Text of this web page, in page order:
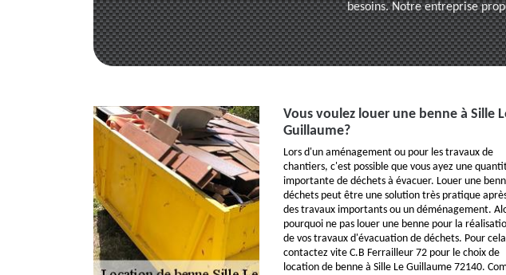
besoins. Notre entreprise
Vous voulez louer une benne à Sille
Guillaume?
Lors d'un aménagement ou pour les travaux de
chantiers, c'est possible que vous ayez une
importante de déchets à évacuer. Louer une
déchets peut être une solution très pratique
des travaux importants ou un déménagement.
pourquoi ne pas louer une benne pour la
de vos travaux d'évacuation de déchets. Pour
contactez vite C.B Ferrailleur 72 pour le choix de
location de benne à Sille Le Guillaume 72140.